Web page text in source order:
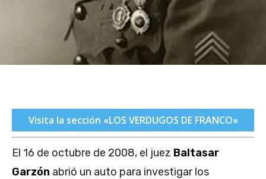
Visita la sección «LOS VERDUGOS DE FRANCO»
El 16 de octubre de 2008, el juez Baltasar
Garzón abrió un auto para investigar los